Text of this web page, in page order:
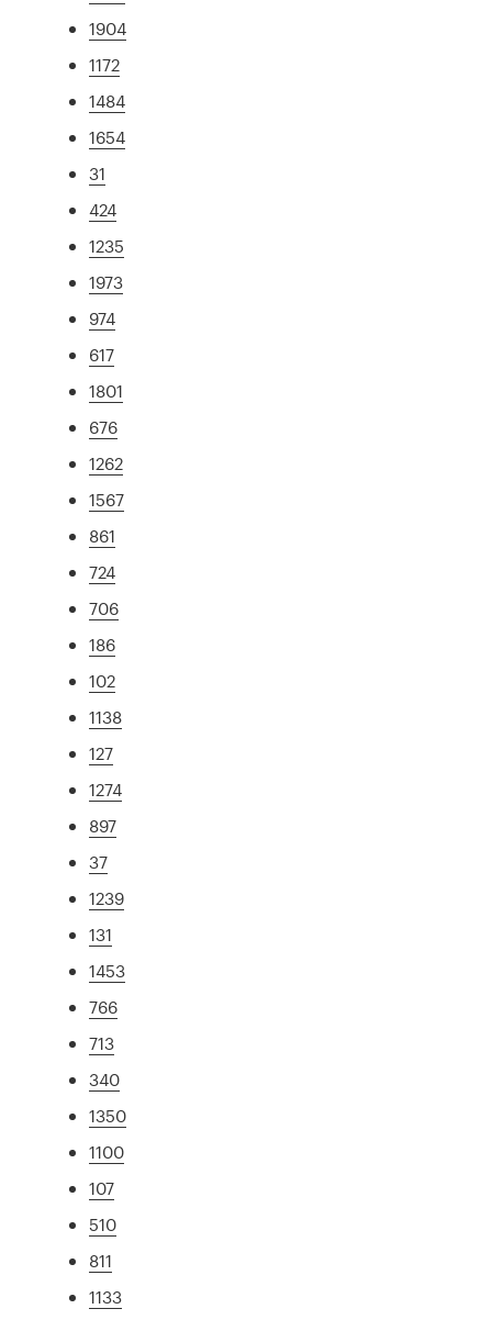
1904
1172
1484
1654
31
424
1235
1973
974
617
1801
676
1262
1567
861
724
706
186
102
1138
127
1274
897
37
1239
131
1453
766
713
340
1350
1100
107
510
811
1133